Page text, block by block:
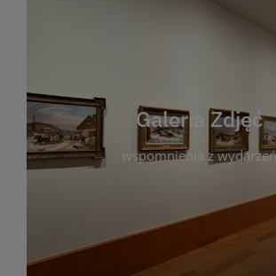
Galeria Zdjęć
wspomnienia z wydarzeń
wspomnienia z wydarzeń, spotkań i
którym można zobaczyć, jak żyje
i jej społeczność. Zdjęcia
uroczyste chwile, jak i codzienne
czytelników. Regularnie dodajemy
by każdy mógł powrócić do
momentów. Zapraszamy do
wspominania i inspirowania